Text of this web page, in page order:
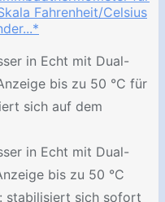
Fahrenheit/Celsius
in Echt mit Dual-
bis zu 50 °C für
sich auf dem
in Echt mit Dual-
bis zu 50 °C
stabilisiert sich sofort